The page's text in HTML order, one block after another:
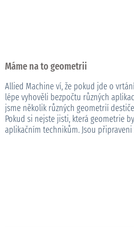
Máme na to geometrii
Allied Machine ví, že pokud jde o
lépe vyhověli bezpočtu různých
jsme několik různých geometrií
Pokud si nejste jisti, která geometrie
aplikačním technikům. Jsou